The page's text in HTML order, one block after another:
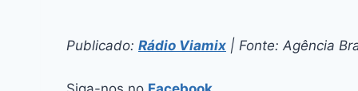
Publicado: Rádio Viamix | Fonte: Agência